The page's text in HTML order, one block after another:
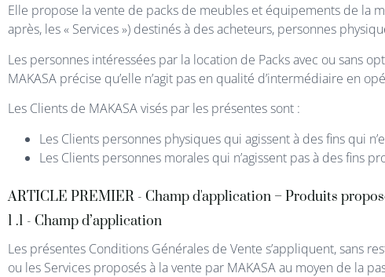
Elle propose la vente de packs de meubles et équipements de la
après, les « Services ») destinés à des acheteurs, personnes
Les personnes intéressées par la location de Packs avec ou sans
MAKASA précise qu’elle n’agit pas en qualité d’intermédiaire en
Les Clients de MAKASA visés par les présentes sont :
Les Clients personnes physiques qui agissent à des fins qui
Les Clients personnes morales qui n’agissent pas à des fins
ARTICLE PREMIER - Champ d'application – Produits
1 .1 - Champ d’application
Les présentes Conditions Générales de Vente s’appliquent, sans
ou les Services proposés à la vente par MAKASA au moyen de la